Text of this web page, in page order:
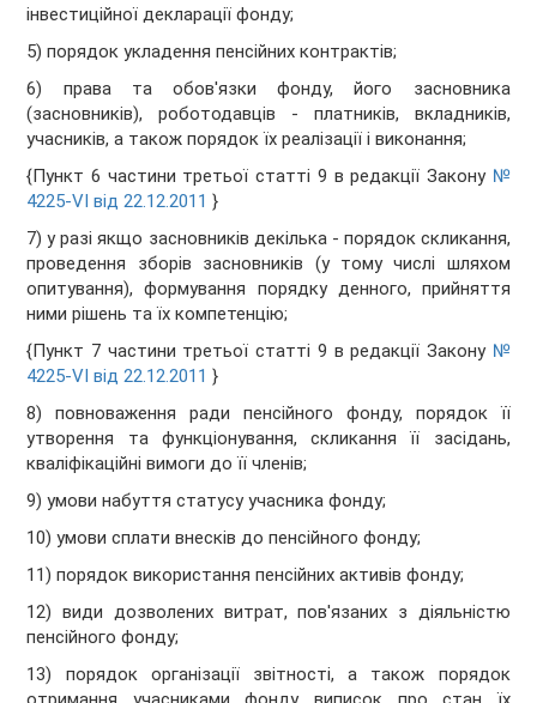
інвестиційної декларації фонду;
5) порядок укладення пенсійних контрактів;
6) права та обов'язки фонду, його засновника
(засновників), роботодавців - платників, вкладників,
учасників, а також порядок їх реалізації і виконання;
{Пункт 6 частини третьої статті 9 в редакції Закону №
4225-VI від 22.12.2011 }
7) у разі якщо засновників декілька - порядок скликання,
проведення зборів засновників (у тому числі шляхом
опитування), формування порядку денного, прийняття
ними рішень та їх компетенцію;
{Пункт 7 частини третьої статті 9 в редакції Закону №
4225-VI від 22.12.2011 }
8) повноваження ради пенсійного фонду, порядок її
утворення та функціонування, скликання її засідань,
кваліфікаційні вимоги до її членів;
9) умови набуття статусу учасника фонду;
10) умови сплати внесків до пенсійного фонду;
11) порядок використання пенсійних активів фонду;
12) види дозволених витрат, пов'язаних з діяльністю
пенсійного фонду;
13) порядок організації звітності, а також порядок